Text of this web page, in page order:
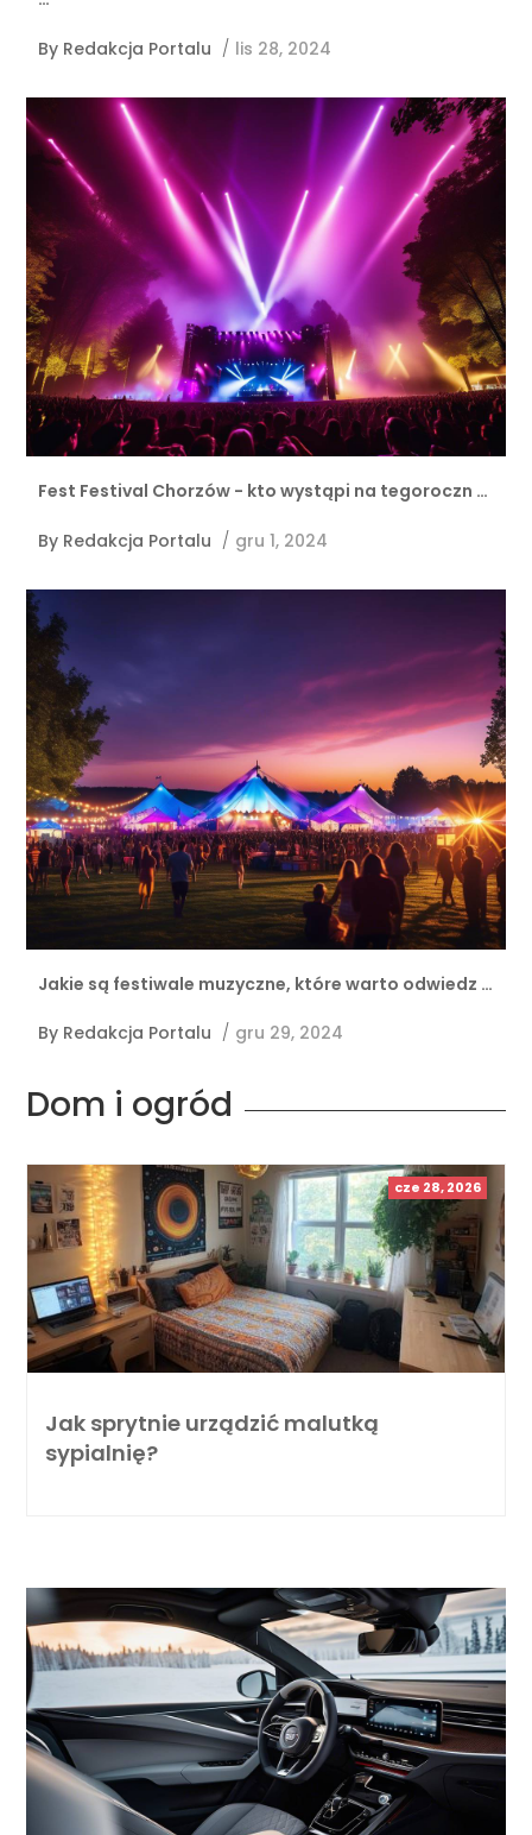
By Redakcja Portalu / lis 28, 2024
Fest Festival Chorzów - kto wystąpi na tegoroczn …
By Redakcja Portalu / gru 1, 2024
Jakie są festiwale muzyczne, które warto odwiedz …
By Redakcja Portalu / gru 29, 2024
Dom i ogród
cze 28, 2026
Jak sprytnie urządzić malutką
sypialnię?